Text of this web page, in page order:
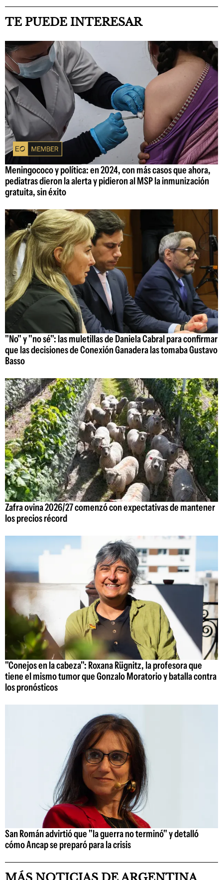
TE PUEDE INTERESAR
Meningococo y política: en 2024, con más casos que ahora,
pediatras dieron la alerta y pidieron al MSP la inmunización
gratuita, sin éxito
"No" y "no sé": las muletillas de Daniela Cabral para confirmar
que las decisiones de Conexión Ganadera las tomaba Gustavo
Basso
Zafra ovina 2026/27 comenzó con expectativas de mantener
los precios récord
"Conejos en la cabeza": Roxana Rügnitz, la profesora que
tiene el mismo tumor que Gonzalo Moratorio y batalla contra
los pronósticos
San Román advirtió que "la guerra no terminó" y detalló
cómo Ancap se preparó para la crisis